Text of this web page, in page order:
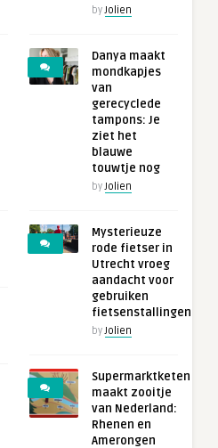
by Jolien
Danya maakt
mondkapjes
van
gerecyclede
tampons: Je
ziet het
blauwe
touwtje nog
by Jolien
Mysterieuze
rode fietser in
Utrecht vroeg
aandacht voor
gebruiken
fietsenstallingen
by Jolien
Supermarktketen
maakt zooitje
van Nederland:
Rhenen en
Amerongen